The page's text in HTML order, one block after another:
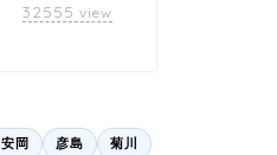
32555 view
安岡 彦島 菊川